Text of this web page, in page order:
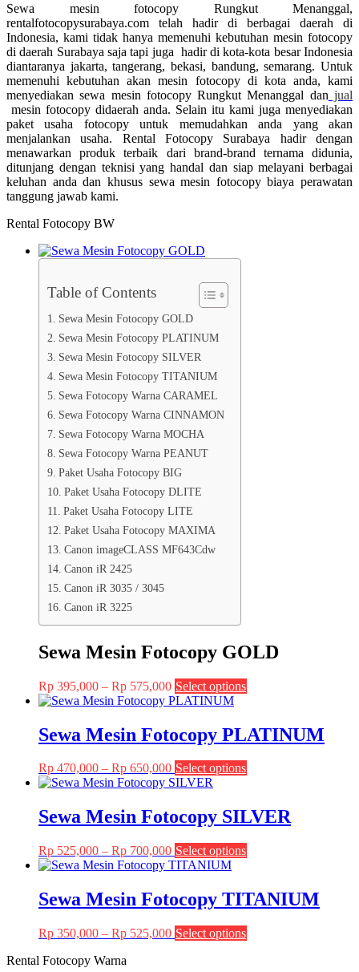
Sewa mesin fotocopy Rungkut Menanggal,
rentalfotocopysurabaya.com telah hadir di berbagai daerah di
Indonesia, kami tidak hanya memenuhi kebutuhan mesin fotocopy
di daerah Surabaya saja tapi juga hadir di kota-kota besar Indonesia
diantaranya jakarta, tangerang, bekasi, bandung, semarang. Untuk
memenuhi kebutuhan akan mesin fotocopy di kota anda, kami
menyediakan sewa mesin fotocopy Rungkut Menanggal dan jual
mesin fotocopy didaerah anda. Selain itu kami juga menyediakan
paket usaha fotocopy untuk memudahkan anda yang akan
menjalankan usaha. Rental Fotocopy Surabaya hadir dengan
menawarkan produk terbaik dari brand-brand ternama didunia,
ditunjang dengan teknisi yang handal dan siap melayani berbagai
keluhan anda dan khusus sewa mesin fotocopy biaya perawatan
tanggung jawab kami.
Rental Fotocopy BW
Table of Contents
Sewa Mesin Fotocopy GOLD
Sewa Mesin Fotocopy PLATINUM
Sewa Mesin Fotocopy SILVER
Sewa Mesin Fotocopy TITANIUM
Sewa Fotocopy Warna CARAMEL
Sewa Fotocopy Warna CINNAMON
Sewa Fotocopy Warna MOCHA
Sewa Fotocopy Warna PEANUT
Paket Usaha Fotocopy BIG
Paket Usaha Fotocopy DLITE
Paket Usaha Fotocopy LITE
Paket Usaha Fotocopy MAXIMA
Canon imageCLASS MF643Cdw
Canon iR 2425
Canon iR 3035 / 3045
Canon iR 3225
Sewa Mesin Fotocopy GOLD
Rp 395,000 – Rp 575,000Price
range:
Rp 575,000
Select options
multiple
variants.
The
chosen
on
the
product
Sewa Mesin Fotocopy PLATINUM
Rp 470,000 – Rp 650,000Price
range:
through
Rp 650,000
Select options
multiple
variants.
The
chosen
on
the
product
Sewa Mesin Fotocopy SILVER
Rp 525,000 – Rp 700,000Price
range:
Rp 700,000
Select options
multiple
variants.
Sewa Mesin Fotocopy TITANIUM
Rp 350,000 – Rp 525,000Price
Select options
Rental Fotocopy Warna